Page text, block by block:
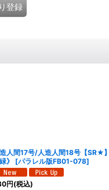
登録
人間17号/人造人間18号【SR★】
》
[パラレル版FB01-078]
円(税込)